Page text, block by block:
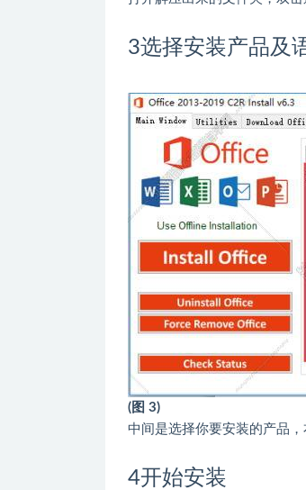
3选择安装产品及
(图 3)
中间是选择你要安装的产品
4开始安装